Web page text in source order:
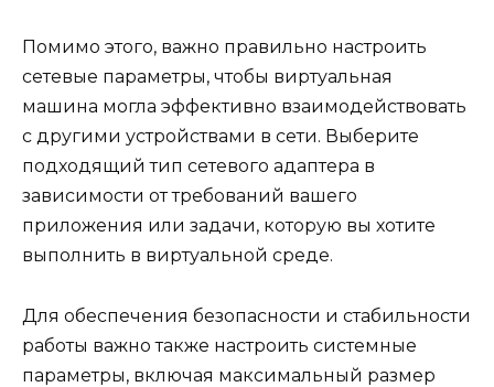
Помимо этого, важно правильно настроить
сетевые параметры, чтобы виртуальная
машина могла эффективно взаимодействовать
с другими устройствами в сети. Выберите
подходящий тип сетевого адаптера в
зависимости от требований вашего
приложения или задачи, которую вы хотите
выполнить в виртуальной среде.
Для обеспечения безопасности и стабильности
работы важно также настроить системные
параметры, включая максимальный размер